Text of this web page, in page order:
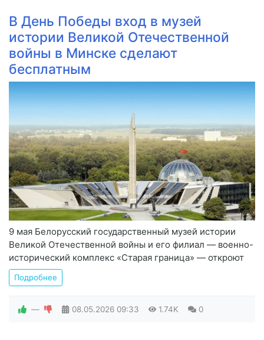
В День Победы вход в музей
истории Великой Отечественной
войны в Минске сделают
бесплатным
9 мая Белорусский государственный музей истории
Великой Отечественной войны и его филиал — военно-
исторический комплекс «Старая граница» — откроют
Подробнее
— 08.05.2026 09:33 1.74K 0